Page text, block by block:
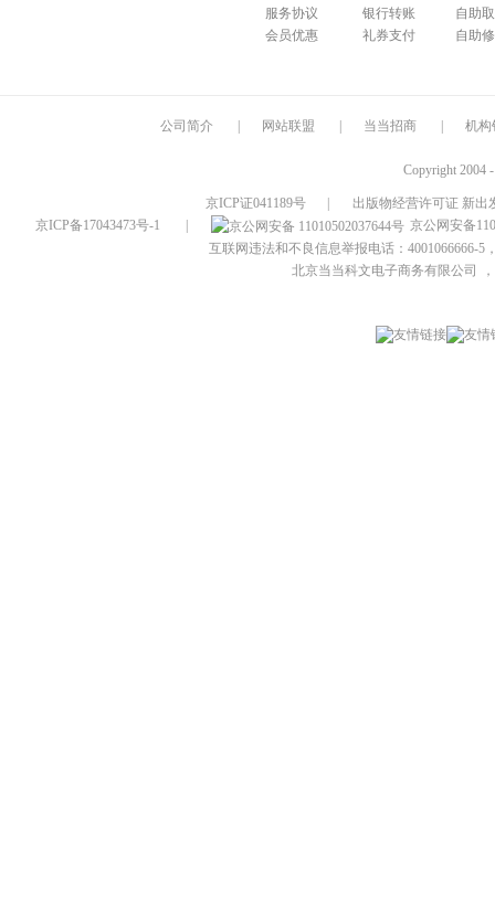
服务协议
会员优惠
银行转账
礼券支付
自助
自助
公司简介 网站联盟 当当招商 机构
Copyright 2004
京ICP证041189号
出版物经营许可证 新出
京ICP备17043473号-1
京公网安备
互联网违法和不良信息举报电话：4001066666-5
北京当当科文电子商务有限公司